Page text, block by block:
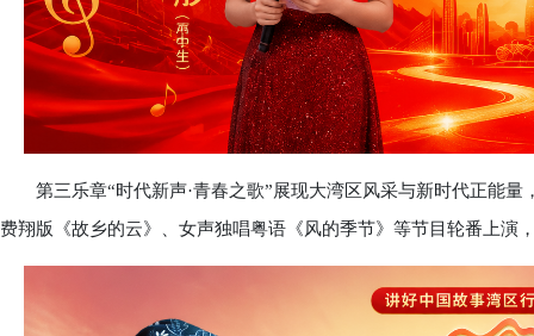
第三乐章“时代新声·青春之歌”展现大湾区风采与新时代正能量
费翔版《故乡的云》、女声独唱粤语《风的季节》等节目轮番上演